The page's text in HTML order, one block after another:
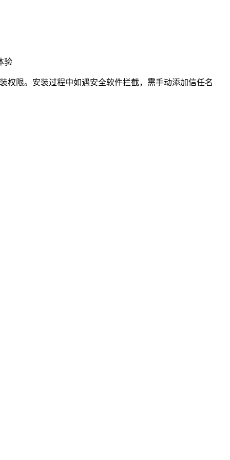
验
权限。安装过程中如遇安全软件拦截，需手动添加信任名